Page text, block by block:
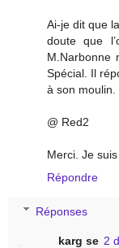
Ai-je dit que
doute que
M.Narbonne
Spécial. Il
à son moulin.
@ Red2
Merci. Je suis
Répondre
Réponses
karg se 2